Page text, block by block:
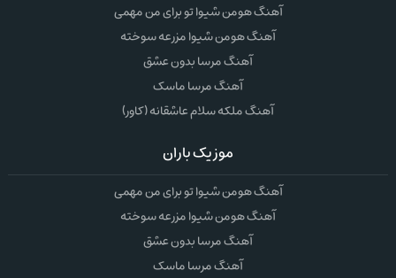
آهنگ هومن شیوا تو برای من مهمی
آهنگ هومن شیوا مزرعه سوخته
آهنگ مرسا بدون عشق
آهنگ مرسا ماسک
آهنگ ملکه سلام عاشقانه (کاور)
موزیک باران
آهنگ هومن شیوا تو برای من مهمی
آهنگ هومن شیوا مزرعه سوخته
آهنگ مرسا بدون عشق
آهنگ مرسا ماسک